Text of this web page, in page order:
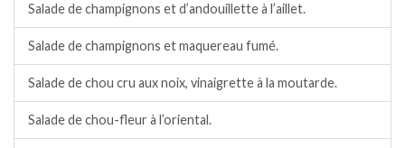
Salade de champignons et d’andouillette à l’aillet.
Salade de champignons et maquereau fumé.
Salade de chou cru aux noix, vinaigrette à la moutarde.
Salade de chou-fleur à l’oriental.